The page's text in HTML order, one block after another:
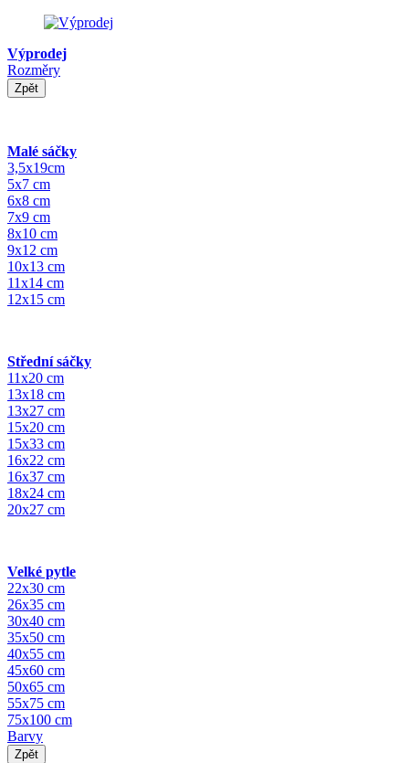
Výprodej
Rozměry
Zpět
Malé sáčky
3,5x19cm
5x7 cm
6x8 cm
7x9 cm
8x10 cm
9x12 cm
10x13 cm
11x14 cm
12x15 cm
Střední sáčky
11x20 cm
13x18 cm
13x27 cm
15x20 cm
15x33 cm
16x22 cm
16x37 cm
18x24 cm
20x27 cm
Velké pytle
22x30 cm
26x35 cm
30x40 cm
35x50 cm
40x55 cm
45x60 cm
50x65 cm
55x75 cm
75x100 cm
Barvy
Zpět